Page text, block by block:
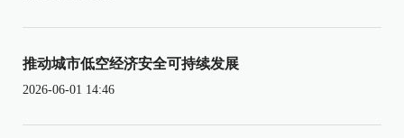
推动城市低空经济安全可持续发展
2026-06-01 14:46